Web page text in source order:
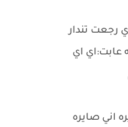
رجعت تندار
عابت:اي اي
اني صايره